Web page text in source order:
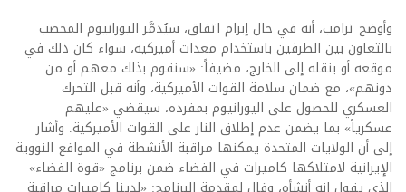
وأوضح ترامب، أنه في حال إبرام اتفاق، سيُدمَّر اليورانيوم المخصب
بالتعاون بين الطرفين باستخدام معدات أميركية، سواء كان ذلك في
موقعه أو بنقله إلى الخارج، مضيفاً: «سنقوم بذلك معهم أو من
دونهم»، مع ضمان سلامة القوات الأميركية، وأنه قبل التحرك
العسكري للحصول على اليورانيوم بمفرده، سيقضي «عليهم
عسكرياً» بما يضمن عدم إطلاق النار على القوات الأميركية. وأشار
إلى أن الولايات المتحدة يمكنها مراقبة الأنشطة في المواقع النووية
الإيرانية لامتلاكها كاميرات في الفضاء ضمن برنامج «قوة الفضاء»